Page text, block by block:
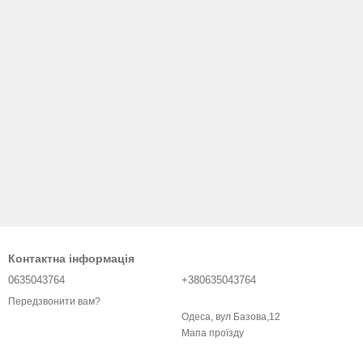
Контактна інформація
0635043764
Передзвонити вам?
+380635043764
Одеса, вул Базова,12
Мапа проїзду